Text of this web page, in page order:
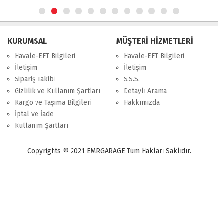
KURUMSAL
Havale-EFT Bilgileri
İletişim
Sipariş Takibi
Gizlilik ve Kullanım Şartları
Kargo ve Taşıma Bilgileri
İptal ve İade
Kullanım Şartları
MÜŞTERİ HİZMETLERİ
Havale-EFT Bilgileri
İletişim
S.S.S.
Detaylı Arama
Hakkımızda
Copyrights © 2021 EMRGARAGE Tüm Hakları Saklıdır.